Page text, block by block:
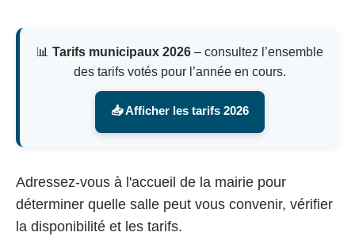
📊 Tarifs municipaux 2026– consultez l’ensemble
des tarifs votés pour l’année en cours.
📥 Afficher les tarifs 2026
Adressez-vous à l'accueil de la mairie pour
déterminer quelle salle peut vous convenir, vérifier
la disponibilité et les tarifs.